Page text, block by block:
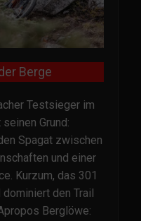
Berge
Testsieger im
Grund:
Spagat zwischen
und einer
Kurzum, das 301
den Trail
Berglöwe: